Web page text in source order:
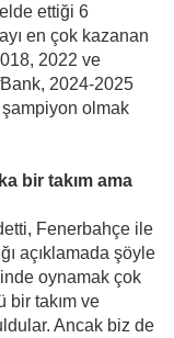
ettiği 6
en çok kazanan
2022 ve
2024-2025
olmak
bir takım ama
Fenerbahçe ile
açıklamada şöyle
oynamak çok
bir takım ve
Ancak biz de